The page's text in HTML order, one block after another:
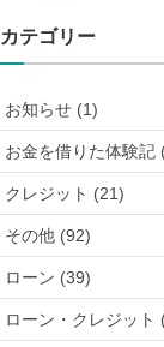
カテゴリー
お知らせ (1)
お金を借りた体験記
クレジット (21)
その他 (92)
ローン (39)
ローン・クレジット